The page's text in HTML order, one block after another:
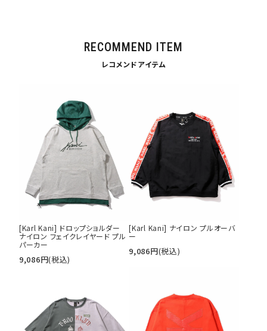
XXL
XXXL
30inc
カラー
tune 絞り込んで検索する
RECOMMEND ITEM
レコメンドアイテム
[Karl Kani] ドロップショルダー
ナイロン フェイクレイヤード プル
パーカー
9,086円(税込)
[Karl Kani] ナイロン プルオーバ
ー
9,086円(税込)